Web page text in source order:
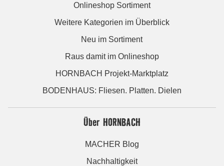
Onlineshop Sortiment
Weitere Kategorien im Überblick
Neu im Sortiment
Raus damit im Onlineshop
HORNBACH Projekt-Marktplatz
BODENHAUS: Fliesen. Platten. Dielen
Über HORNBACH
MACHER Blog
Nachhaltigkeit